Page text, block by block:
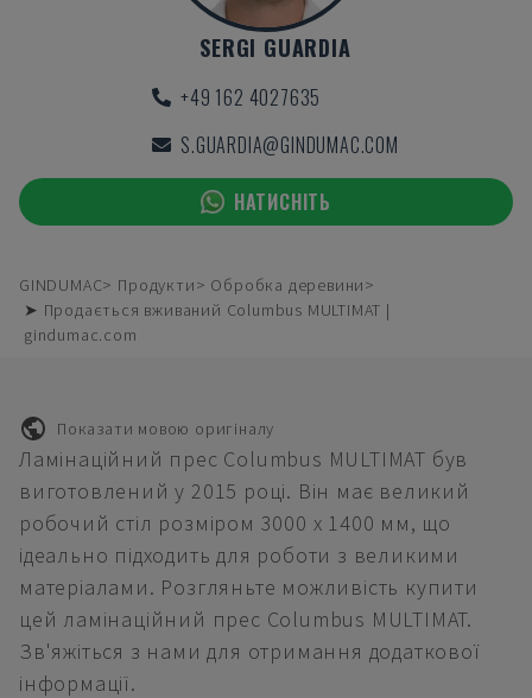
SERGI GUARDIA
+49 162 4027635
S.GUARDIA@GINDUMAC.COM
НАТИСНІТЬ
GINDUMAC Продукти
Обробка деревини
➤ Продається вживаний Columbus MULTIMAT |
gindumac.com
Показати мовою оригіналу
Ламінаційний прес Columbus MULTIMAT був
виготовлений у 2015 році. Він має великий
робочий стіл розміром 3000 x 1400 мм, що
ідеально підходить для роботи з великими
матеріалами. Розгляньте можливість купити
цей ламінаційний прес Columbus MULTIMAT.
Зв'яжіться з нами для отримання додаткової
інформації.